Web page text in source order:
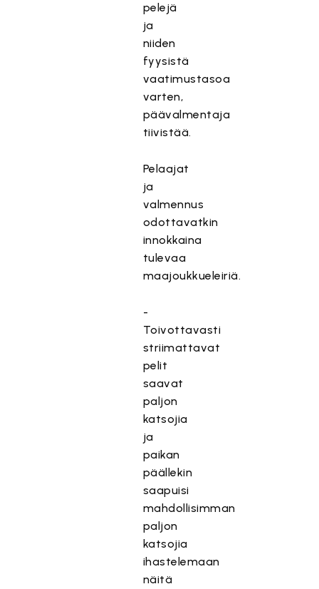
pelejä
ja
niiden
fyysistä
vaatimustasoa
varten,
päävalmentaja
tiivistää.
Pelaajat
ja
valmennus
odottavatkin
innokkaina
tulevaa
maajoukkueleiriä.
-
Toivottavasti
striimattavat
pelit
saavat
paljon
katsojia
ja
paikan
päällekin
saapuisi
mahdollisimman
paljon
katsojia
ihastelemaan
näitä